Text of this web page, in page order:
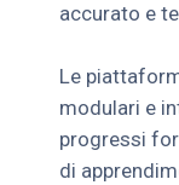
accurato e
Le
modulari e
progressi
di